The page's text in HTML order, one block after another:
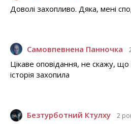
Доволі захопливо. Дяка, мені
Самовпевнена Панночка
Цікаве оповідання, не скажу,
історія захопила
Безтурботний Ктулху 2